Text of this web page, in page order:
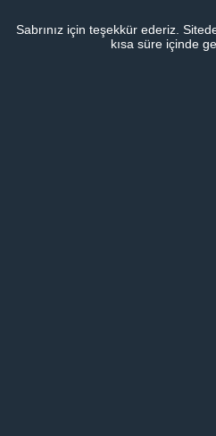
Sabrınız için teşekkür ederiz.
kısa süre içinde